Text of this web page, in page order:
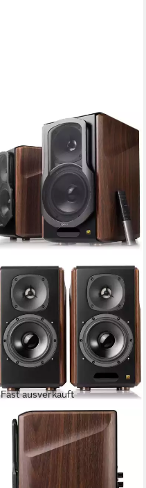
Fast ausverkauft
EDIFIER®
S2000MKIII Regal-
Lautsprecher
Bluetooth
130 W